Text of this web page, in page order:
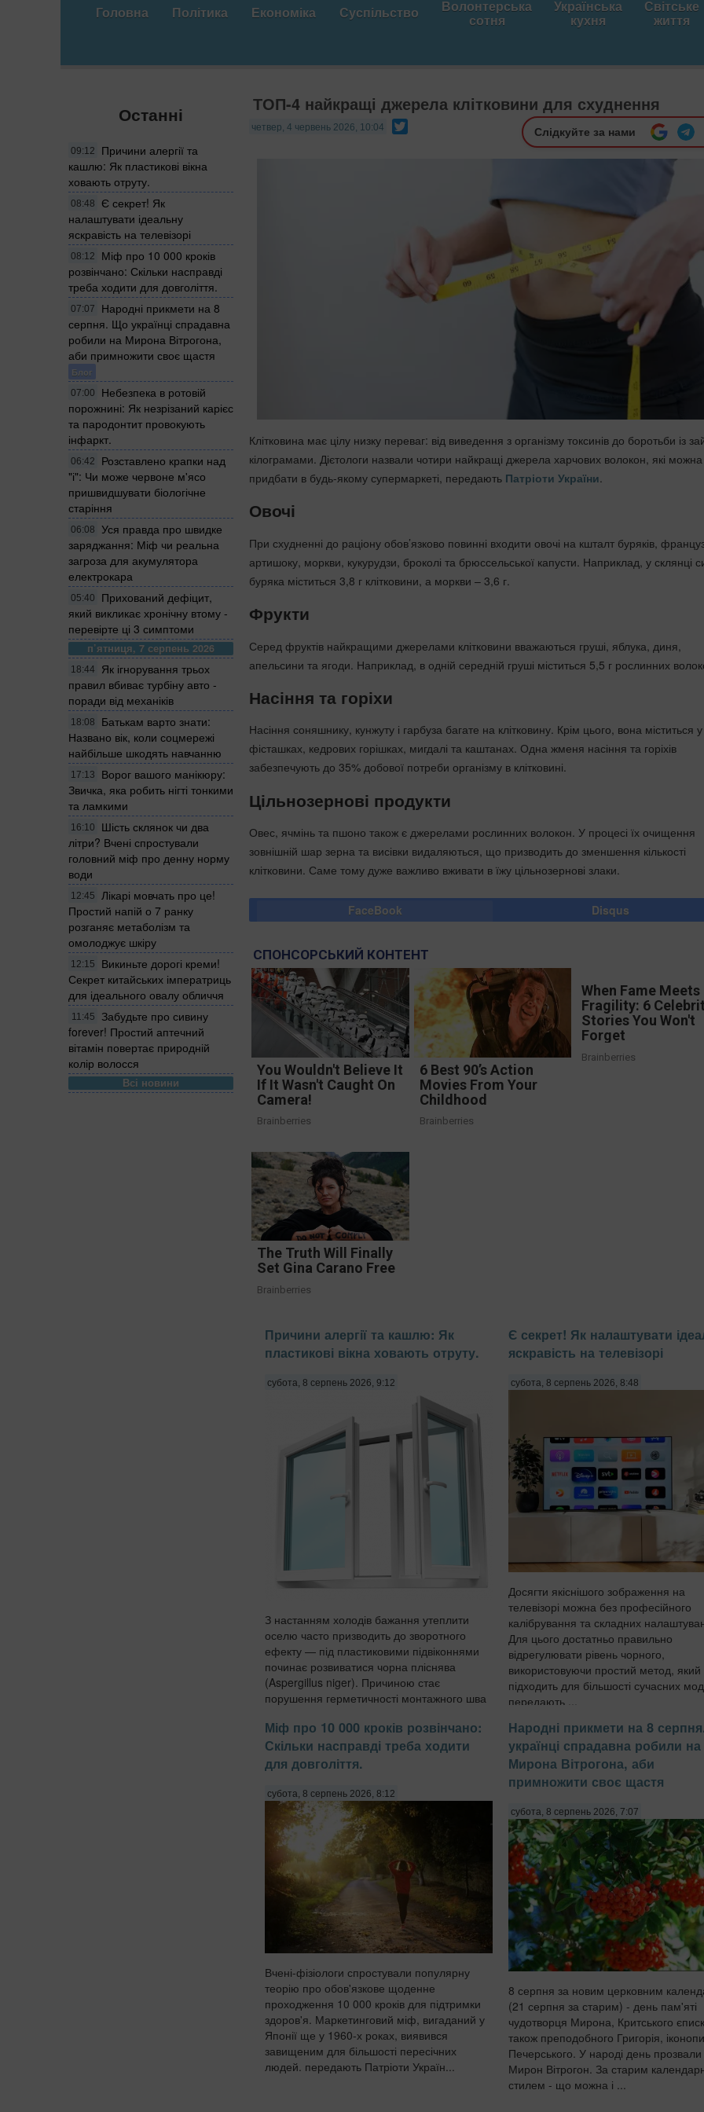
Головна Політика Економіка Суспільство Волонтерська
сотня
Українська
кухня
Світське
життя
Останні
09:12
Причини алергії та
кашлю: Як пластикові вікна
ховають отруту.
08:48
Є секрет! Як
налаштувати ідеальну
яскравість на телевізорі
08:12
Міф про 10 000 кроків
розвінчано: Скільки насправді
треба ходити для довголіття.
07:07
Народні прикмети на 8
серпня. Що українці спрадавна
робили на Мирона Вітрогона,
аби примножити своє щастя
Блог
07:00
Небезпека в ротовій
порожнині: Як незрізаний карієс
та пародонтит провокують
інфаркт.
06:42
Розставлено крапки над
"і": Чи може червоне м'ясо
пришвидшувати біологічне
старіння
06:08
Уся правда про швидке
заряджання: Міф чи реальна
загроза для акумулятора
електрокара
05:40
Прихований дефіцит,
який викликає хронічну втому -
перевірте ці 3 симптоми
п’ятниця, 7 серпень 2026
18:44
Як ігнорування трьох
правил вбиває турбіну авто -
поради від механіків
18:08
Батькам варто знати:
Названо вік, коли соцмережі
найбільше шкодять навчанню
17:13
Ворог вашого манікюру:
Звичка, яка робить нігті тонкими
та ламкими
16:10
Шість склянок чи два
літри? Вчені спростували
головний міф про денну норму
води
12:45
Лікарі мовчать про це!
Простий напій о 7 ранку
розганяє метаболізм та
омолоджує шкіру
12:15
Викиньте дорогі креми!
Секрет китайських імператриць
для ідеального овалу обличчя
11:45
Забудьте про сивину
forever! Простий аптечний
вітамін повертає природній
колір волосся
Всі новини
ТОП-4 найкращі джерела клітковини для схуднення
четвер, 4 червень 2026, 10:04 Слідкуйте за нами
Клітковина має цілу низку переваг: від виведення з організму токсинів до боротьби із
кілограмами. Дієтологи назвали чотири найкращі джерела харчових волокон, які можна
придбати в будь-якому супермаркеті, передають Патріоти України
Овочі
При схудненні до раціону обов’язково повинні входити овочі на кшталт буряків,
артишоку, моркви, кукурудзи, броколі та брюссельської капусти. Наприклад, у склянці
буряка міститься 3,8 г клітковини, а моркви – 3,6 г.
Фрукти
Серед фруктів найкращими джерелами клітковини вважаються груші, яблука, диня,
апельсини та ягоди. Наприклад, в одній середній груші міститься 5,5 г рослинних
Насіння та горіхи
Насіння соняшнику, кунжуту і гарбуза багате на клітковину. Крім цього, вона міститься у
фісташках, кедрових горішках, мигдалі та каштанах. Одна жменя насіння та горіхів
забезпечують до 35% добової потреби організму в клітковині.
Цільнозернові продукти
Овес, ячмінь та пшоно також є джерелами рослинних волокон. У процесі їх очищення
зовнішній шар зерна та висівки видаляються, що призводить до зменшення кількості
клітковини. Саме тому дуже важливо вживати в їжу цільнозернові злаки.
FaceBook Disqus
СПОНСОРСЬКИЙ КОНТЕНТ
You Wouldn't Believe It
If It Wasn't Caught On
Camera!
Brainberries
6 Best 90’s Action
Movies From Your
Childhood
Brainberries
When Fame Meets
Fragility: 6
Stories You Won't
Forget
Brainberries
The Truth Will Finally
Set Gina Carano Free
Brainberries
Причини алергії та кашлю: Як
пластикові вікна ховають отруту.
субота, 8 серпень 2026, 9:12
З настанням холодів бажання утеплити
оселю часто призводить до зворотного
ефекту — під пластиковими підвіконнями
починає розвиватися чорна пліснява
(Aspergillus niger). Причиною стає
порушення герметичності монтажного шва
Є секрет! Як налаштувати
яскравість на телевізорі
субота, 8 серпень 2026, 8:48
Досягти якіснішого зображення на
телевізорі можна без професійного
калібрування та складних
Для цього достатньо правильно
відрегулювати рівень чорного,
використовуючи простий метод, який
підходить для більшості сучасних
передають ...
Міф про 10 000 кроків розвінчано:
Скільки насправді треба ходити
для довголіття.
субота, 8 серпень 2026, 8:12
Вчені-фізіологи спростували популярну
теорію про обов'язкове щоденне
проходження 10 000 кроків для підтримки
здоров'я. Маркетинговий міф, вигаданий у
Японії ще у 1960-х роках, виявився
завищеним для більшості пересічних
людей. передають Патріоти Україн...
Народні прикмети на 8
українці спрадавна робили на
Мирона Вітрогона, аби
примножити своє щастя
субота, 8 серпень 2026, 7:07
8 серпня за новим церковним
(21 серпня за старим) - день пам'яті
чудотворця Мирона, Критського
також преподобного Григорія,
Печерського. У народі день прозвали
Мирон Вітрогон. За старим
стилем - що можна і ...